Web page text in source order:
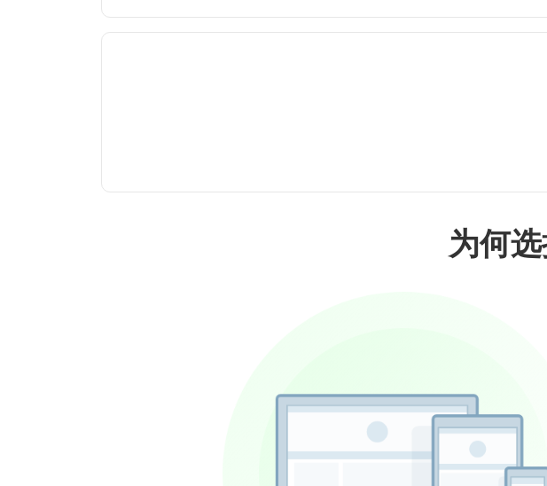
为何